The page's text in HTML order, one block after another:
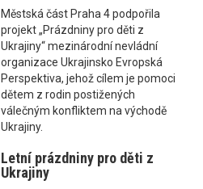
Městská část Praha 4 podpořila
projekt „Prázdniny pro děti z
Ukrajiny“ mezinárodní nevládní
organizace Ukrajinsko Evropská
Perspektiva, jehož cílem je pomoci
dětem z rodin postižených
válečným konfliktem na východě
Ukrajiny.
Letní prázdniny pro děti z
Ukrajiny